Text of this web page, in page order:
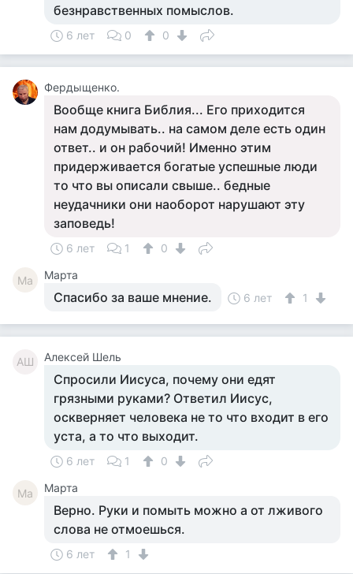
безнравственных помыслов.
6 лет 0 0
Фердыщенко.
Вообще книга Библия... Его приходится
нам додумывать.. на самом деле есть один
ответ.. и он рабочий! Именно этим
придерживается богатые успешные люди
то что вы описали свыше.. бедные
неудачники они наоборот нарушают эту
заповедь!
6 лет 1 0
Ма Марта
Спасибо за ваше мнение. 6 лет 1
АШ Алексей Шель
Спросили Иисуса, почему они едят
грязными руками? Ответил Иисус,
оскверняет человека не то что входит в его
уста, а то что выходит.
6 лет 1 0
Ма Марта
Верно. Руки и помыть можно а от лживого
слова не отмоешься.
6 лет 1